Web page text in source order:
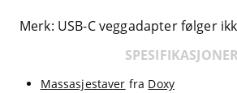
Merk: USB-C veggadapter følger
SPESIFIKASJONER
Massasjestaver fra Doxy